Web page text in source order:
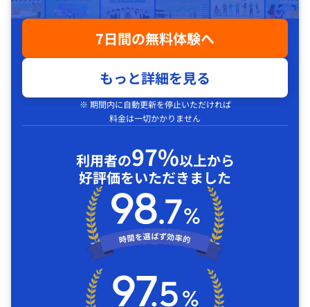
7日間の無料体験へ
もっと詳細を見る
※ 期間内に自動更新を停止いただければ
料金は一切かかりません
利用者の97%以上から
好評価をいただきました